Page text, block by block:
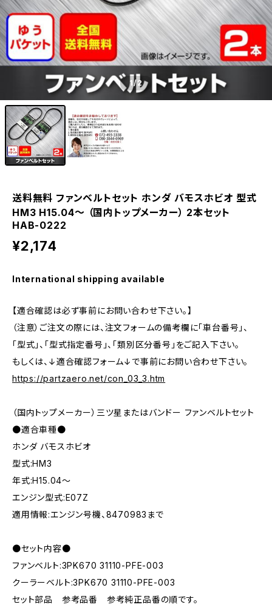
1/2
送料無料 ファンベルトセット ホンダ バモスホビオ 型式
HM3 H15.04～ （国内トップメーカー） 2本セット
HAB-0222
¥2,174
International shipping available
【適合確認は必ず事前にお問い合わせ下さい。】
（注意）ご注文の際には、注文フォームの備考欄に「車台番号」、
「型式」、「型式指定番号」、「類別区分番号」をご記入下さい。
もしくは、↓適合確認フォーム↓で事前にお問い合わせ下さい。
https://partzaero.net/con_03_3.htm
（国内トップメーカー）三ツ星またはバンドー ファンベルトセット
●適合車種●
ホンダ バモスホビオ
型式:HM3
年式:H15.04～
エンジン型式:E07Z
適用情報:エンジン号機、8470983まで
●セット内容●
ファンベルト:3PK670 31110-PFE-003
クーラーベルト:3PK670 31110-PFE-003
セット部品 参考品番 参考純正品番の順です。